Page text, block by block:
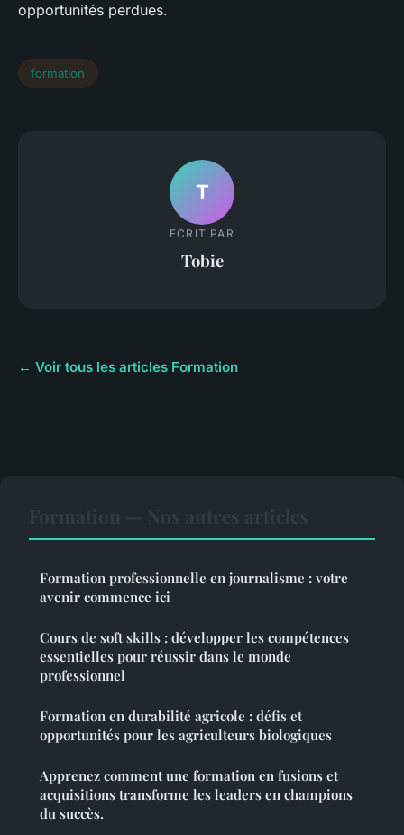
opportunités perdues.
formation
T
ECRIT PAR
Tobie
← Voir tous les articles Formation
Formation professionnelle en journalisme : votre
avenir commence ici
Cours de soft skills : développer les compétences
essentielles pour réussir dans le monde
professionnel
Formation en durabilité agricole : défis et
opportunités pour les agriculteurs biologiques
Apprenez comment une formation en fusions et
acquisitions transforme les leaders en champions
du succès.